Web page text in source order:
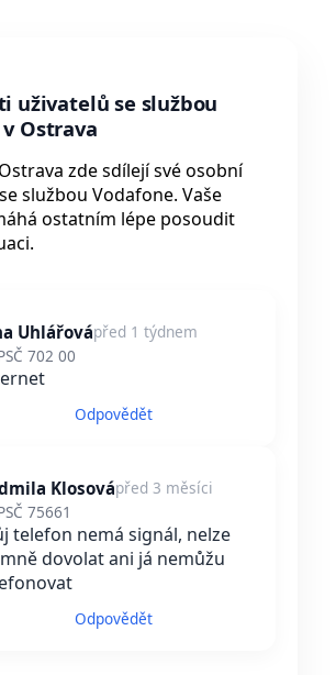
uživatelů se službou
Ostrava
zde sdílejí své osobní
službou Vodafone. Vaše
ostatním lépe posoudit
Uhlářovápřed 1 týdnem
702 00
Odpovědět
Klosovápřed 3 měsíci
75661
telefon nemá signál, nelze
dovolat ani já nemůžu
Odpovědět